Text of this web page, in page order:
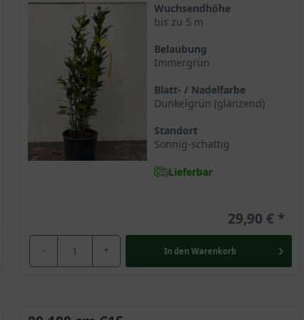
den Garten
sich daher hervorragend als natürlicher Sichtschutz und
Wuchsendhöhe
bis zu 5 m
Belaubung
Immergrün
Blatt- / Nadelfarbe
Dunkelgrün (glänzend)
Standort
Sonnig-schattig
Lieferbar
29,90 €
- + In den Warenkorb